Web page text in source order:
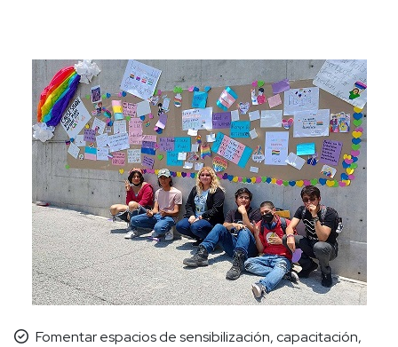
Fomentar espacios de sensibilización, capacitación,